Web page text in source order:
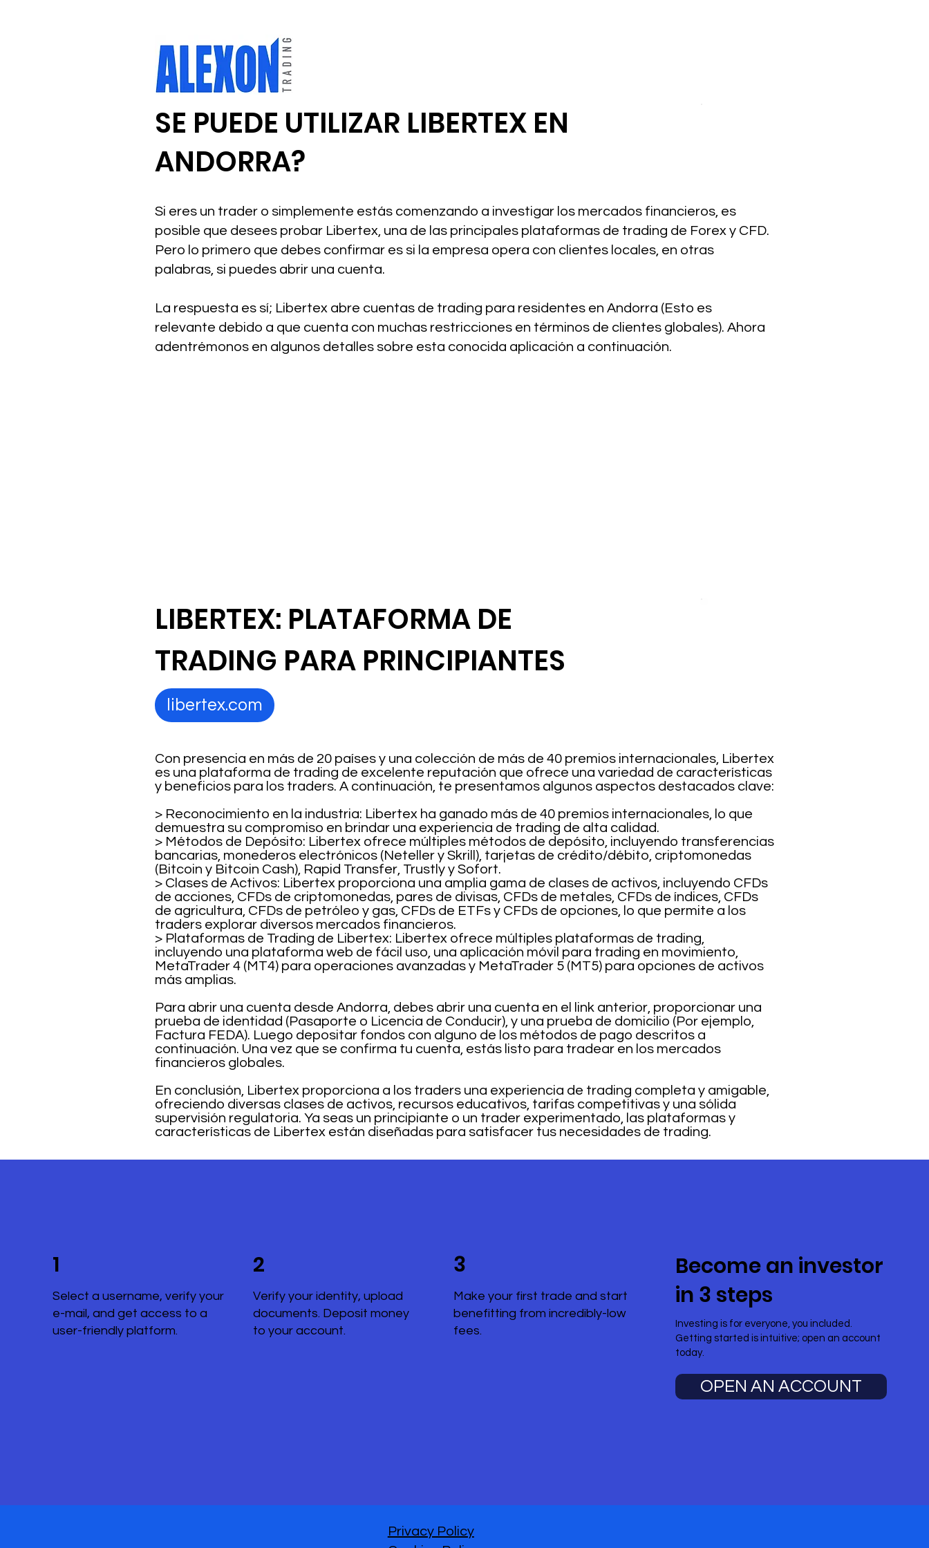
SE PUEDE UTILIZAR LIBERTEX EN
ANDORRA?
Si eres un trader o simplemente estás comenzando a investigar los mercados financieros, es
posible que desees probar Libertex, una de las principales plataformas de trading de Forex y CFD.
Pero lo primero que debes confirmar es si la empresa opera con clientes locales, en otras
palabras, si puedes abrir una cuenta.
La respuesta es sí; Libertex abre cuentas de trading para residentes en Andorra (Esto es
relevante debido a que cuenta con muchas restricciones en términos de clientes globales). Ahora
adentrémonos en algunos detalles sobre esta conocida aplicación a continuación.
Con presencia en más de 20 países y una colección de más de 40 premios internacionales, Libertex
es una plataforma de trading de excelente reputación que ofrece una variedad de características
y beneficios para los traders. A continuación, te presentamos algunos aspectos destacados clave:
> Reconocimiento en la industria: Libertex ha ganado más de 40 premios internacionales, lo que
demuestra su compromiso en brindar una experiencia de trading de alta calidad.
> Métodos de Depósito: Libertex ofrece múltiples métodos de depósito, incluyendo transferencias
bancarias, monederos electrónicos (Neteller y Skrill), tarjetas de crédito/débito, criptomonedas
(Bitcoin y Bitcoin Cash), Rapid Transfer, Trustly y Sofort.
> Clases de Activos: Libertex proporciona una amplia gama de clases de activos, incluyendo CFDs
de acciones, CFDs de criptomonedas, pares de divisas, CFDs de metales, CFDs de índices, CFDs
de agricultura, CFDs de petróleo y gas, CFDs de ETFs y CFDs de opciones, lo que permite a los
traders explorar diversos mercados financieros.
> Plataformas de Trading de Libertex: Libertex ofrece múltiples plataformas de trading,
incluyendo una plataforma web de fácil uso, una aplicación móvil para trading en movimiento,
MetaTrader 4 (MT4) para operaciones avanzadas y MetaTrader 5 (MT5) para opciones de activos
más amplias.
Para abrir una cuenta desde Andorra, debes abrir una cuenta en el link anterior, proporcionar una
prueba de identidad (Pasaporte o Licencia de Conducir), y una prueba de domicilio (Por ejemplo,
Factura FEDA). Luego depositar fondos con alguno de los métodos de pago descritos a
continuación. Una vez que se confirma tu cuenta, estás listo para tradear en los mercados
financieros globales.
En conclusión, Libertex proporciona a los traders una experiencia de trading completa y amigable,
ofreciendo diversas clases de activos, recursos educativos, tarifas competitivas y una sólida
supervisión regulatoria. Ya seas un principiante o un trader experimentado, las plataformas y
características de Libertex están diseñadas para satisfacer tus necesidades de trading.
LIBERTEX: PLATAFORMA DE
TRADING PARA PRINCIPIANTES
libertex.com
Become an investor
in 3 steps
Investing is for everyone, you included.
Getting started is intuitive; open an account
today.
OPEN AN ACCOUNT
1
Select a username, verify your
e-mail, and get access to a
user-friendly platform.
2
Verify your identity, upload
documents. Deposit money
to your account.
3
Make your first trade and start
benefitting from incredibly-low
fees.
Privacy Policy